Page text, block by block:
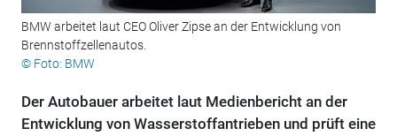
BMW arbeitet laut CEO Oliver Zipse an der Entwicklung von
Brennstoffzellenautos.
© Foto: BMW
Der Autobauer arbeitet laut Medienbericht an der
Entwicklung von Wasserstoffantrieben und prüft eine